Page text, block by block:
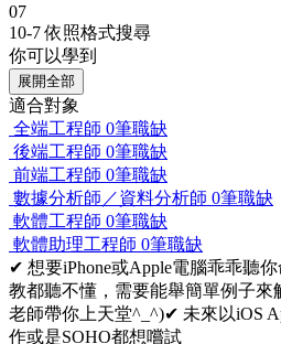
07
10-7 依照格式搜尋
你可以學到
展開全部
適合對象
全端工程師 0筆職缺
後端工程師 0筆職缺
前端工程師 0筆職缺
數據分析師／資料分析師 0筆職缺
軟體工程師 0筆職缺
軟體助理工程師 0筆職缺
✔ 想要iPhone或Apple電腦乖乖聽
教都聽不懂，需要能舉簡單例子來
老師帶你上天堂^_^)✔ 未來以iOS
作或是SOHO都想嚐試